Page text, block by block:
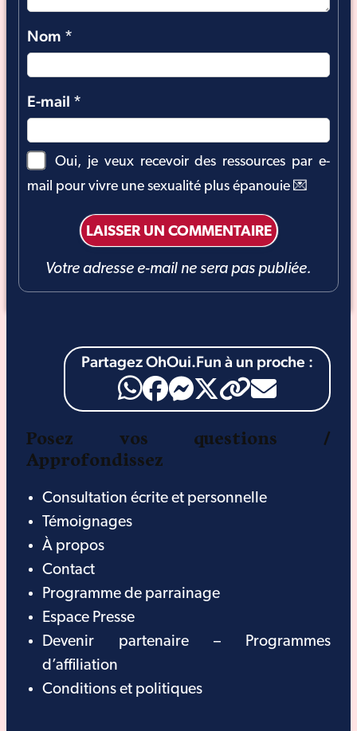
Votre adresse e-mail ne sera pas publiée.
Oui, je veux recevoir des ressources par e-
mail pour vivre une sexualité plus épanouie 💌
Nom *
E-mail *
Partagez OhOui.Fun à un proche :
Posez vos questions /
Approfondissez
Consultation écrite et personnelle
Témoignages
À propos
Contact
Programme de parrainage
Espace Presse
Devenir partenaire – Programmes
d’affiliation
Conditions et politiques